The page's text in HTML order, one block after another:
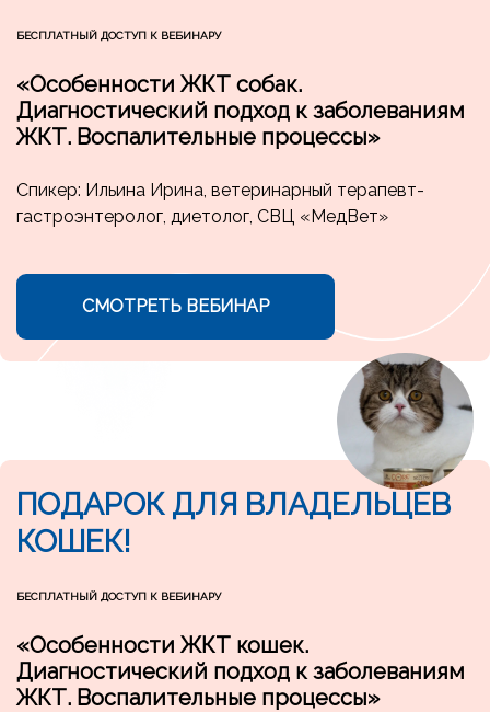
БЕСПЛАТНЫЙ ДОСТУП К ВЕБИНАРУ
«Особенности ЖКТ собак.
Диагностический подход к заболеваниям
ЖКТ. Воспалительные процессы»
Спикер: Ильина Ирина, ветеринарный терапевт-
гастроэнтеролог, диетолог, СВЦ «МедВет»
СМОТРЕТЬ ВЕБИНАР
ПОДАРОК ДЛЯ ВЛАДЕЛЬЦЕВ
КОШЕК!
БЕСПЛАТНЫЙ ДОСТУП К ВЕБИНАРУ
«Особенности ЖКТ кошек.
Диагностический подход к заболеваниям
ЖКТ. Воспалительные процессы»